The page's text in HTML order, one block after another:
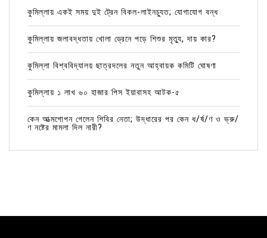
কুমিল্লায় একই সময় দুই ট্রেন বিকল-লাইনচ্যুত; যোগাযোগ বন্ধ
কুমিল্লায় জলাবদ্ধতায় খোলা ড্রেনে পড়ে শিশুর মৃত্যু, দায় কার?
কুমিল্লা বিশ্ববিদ্যালয় ছাত্রদলের নতুন আহ্বায়ক কমিটি ঘোষণা
কুমিল্লায় ১ লাখ ৬০ হাজার পিস ইয়াবাসহ আটক-৫
কেন আত্মগোপন গেলেন শিবির নেতা; উদ্ধারের পর কেন ধ/র্ষ/ণ ও ভ্রু/
ণ নষ্টের মামলা দিল নারী?